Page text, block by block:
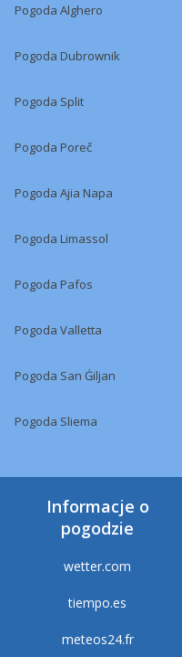
Pogoda Alghero
Pogoda Dubrownik
Pogoda Split
Pogoda Poreč
Pogoda Ajia Napa
Pogoda Limassol
Pogoda Pafos
Pogoda Valletta
Pogoda San Ġiljan
Pogoda Sliema
Informacje o
pogodzie
wetter.com
tiempo.es
meteos24.fr